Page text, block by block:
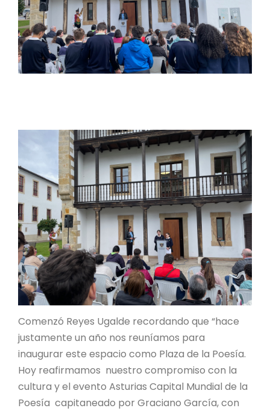
Comenzó Reyes Ugalde recordando que “hace
justamente un año nos reuníamos para
inaugurar este espacio como Plaza de la Poesía.
Hoy reafirmamos nuestro compromiso con la
cultura y el evento Asturias Capital Mundial de la
Poesía capitaneado por Graciano García, con